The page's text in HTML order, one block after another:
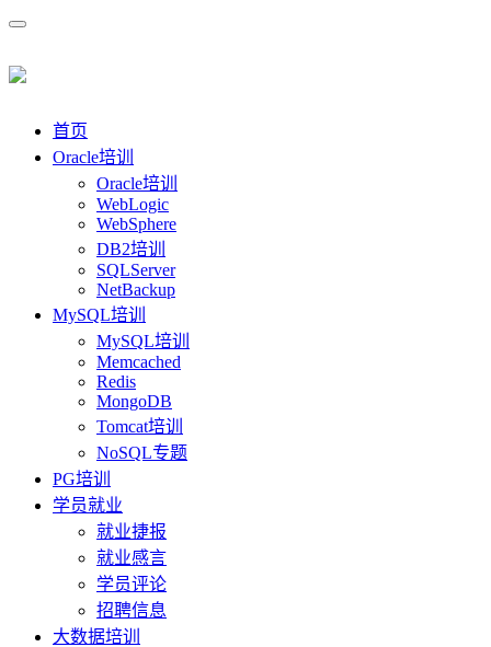
首页
Oracle培训
Oracle培训
WebLogic
WebSphere
DB2培训
SQLServer
NetBackup
MySQL培训
MySQL培训
Memcached
Redis
MongoDB
Tomcat培训
NoSQL专题
PG培训
学员就业
就业捷报
就业感言
学员评论
招聘信息
大数据培训